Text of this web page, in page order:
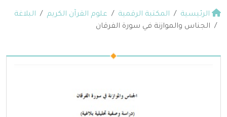
الرئيسية المكتبة الرقمية علوم القرآن الكريم
البلاغة
الجناس والموازنة في سورة الفرقان